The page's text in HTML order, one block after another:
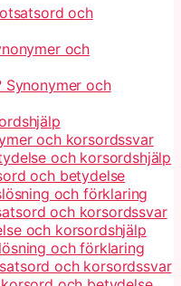
och
och
Synonymer och
och korsordssvar
och korsordshjälp
och betydelse
och förklaring
och korsordssvar
och korsordshjälp
och förklaring
och korsordssvar